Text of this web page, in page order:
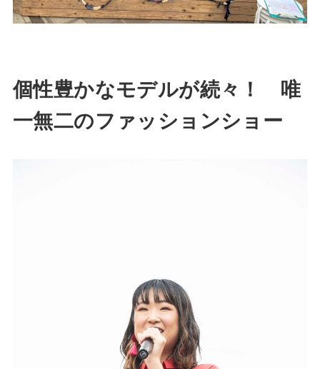
個性豊かなモデルが続々！ 唯
一無二のファッションショー